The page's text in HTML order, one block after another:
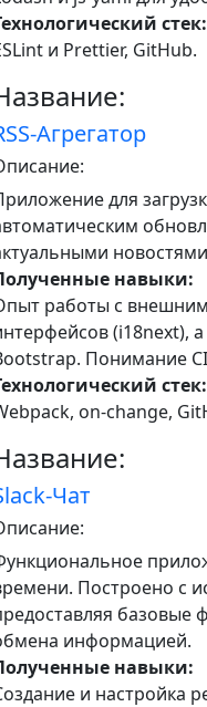
стек:
и Prettier, GitHub.
Агрегатор
для
навыки:
работы с
(i18next),
Понимание
стек:
on-change,
Чат
Построено с
базовые
информацией.
навыки:
и настройка